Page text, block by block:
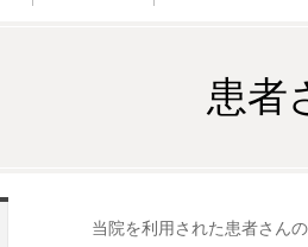
患者
当院を利用された患者さん